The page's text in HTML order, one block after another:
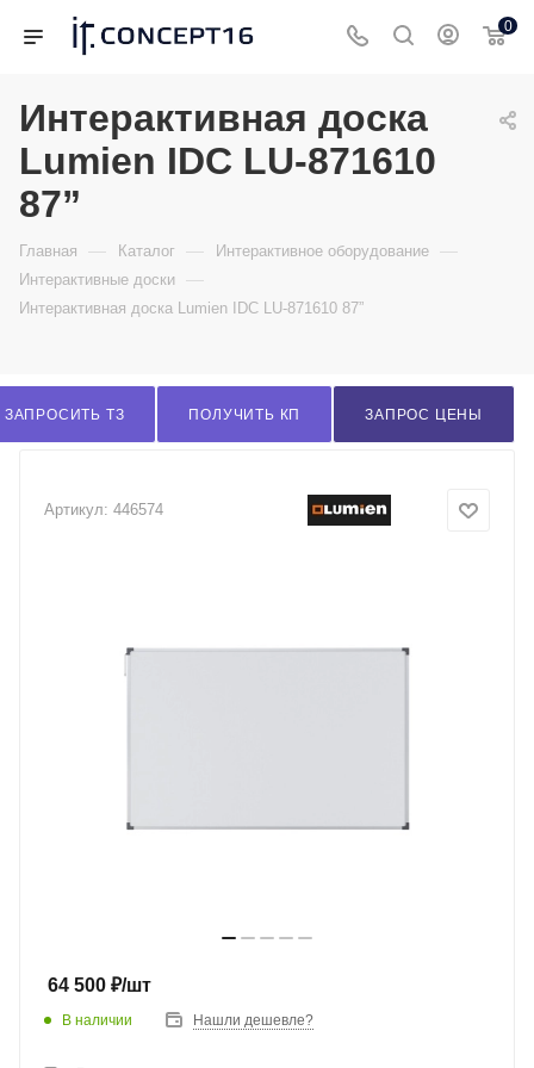
0
Интерактивная доска
Lumien IDC LU-871610
87”
Главная — Каталог — Интерактивное оборудование —
Интерактивные доски —
Интерактивная доска Lumien IDC LU-871610 87”
ЗАПРОСИТЬ ТЗ ПОЛУЧИТЬ КП ЗАПРОС ЦЕНЫ
Артикул: 446574
64 500 ₽/шт
В наличии Нашли дешевле?